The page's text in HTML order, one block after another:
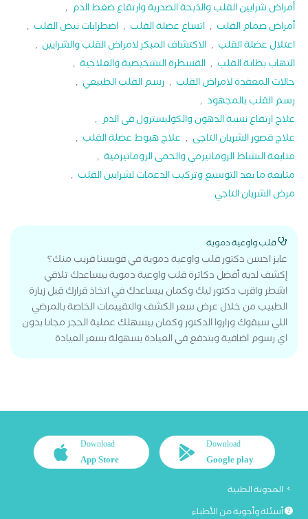
أمراض شرايين القلب والذبحة الصدرية وارتقاع ضغط الدم ,
أمراض صمام القلب , اتساع عضلة القلب , اضطرابات نبض القلب ,
اعتلال عضلة القلب , الاكتشاف المبكر لامراض القلب والشرايين ,
التهاب بطانة القلب , القسطرة التشخيصية والعلاجية ,
حالات المعقدة لامراض القلب , رسم القلب الطبيعي ,
رسم القلب بالمجهود ,
علاج ارتفاع نسبة الدهون والكوليسترول فى الدم ,
علاج قصور الشريان التاجى , علاج هبوط عضلة القلب ,
متابعة النشاط الروماتيزمي والحمى الروماتيزمية ,
متابعة ما بعد التوسيع وتركيب الدعمات لشرايين القلب ,
مرض الشريان التاجي
قلب واوعية دموية
عايز احسن دكتور قلب واوعية دموية في قويسنا قريب منك؟
إكشف لديه أفضل دكاترة قلب واوعية دموية بيساعدك تلاقي
اشطر واقرب دكتور ليك وكمان بيساعدك في اتخاذ قرارك قبل زيارة
الطبيب من خلال عرض سعر الكشف والتقييمات الخاصة بالمرضي
اللي سبقوك وزاروا الدكتور وكمان بيسهلك عملية الحجز مجانا بدون
اي رسوم اضافية وبتدفع في العيادة بسهولة بسعر العيادة
Download
Google play
Download
App Store
المدونة الطبية
أسئلة وأجوبة من الأطباء